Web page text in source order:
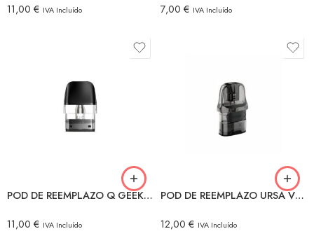
11,00 € IVA Incluído
7,00 € IVA Incluído
POD DE REEMPLAZO Q GEEKVAPE 4 uds.
11,00 € IVA Incluído
1,2 Ω (8-12W)
POD DE REEMPLAZO URSA V2 3 uds.
12,00 € IVA Incluído